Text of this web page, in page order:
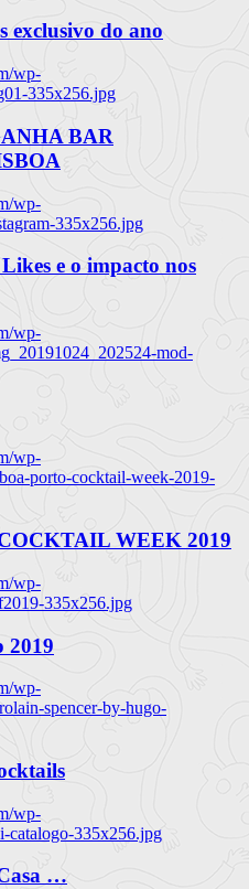
exclusivo do ano
wp-
335x256.jpg
BAR
wp-
335x256.jpg
e o impacto nos
wp-
mod-
wp-
porto-cocktail-week-2019-
WEEK 2019
wp-
335x256.jpg
2019
wp-
spencer-by-hugo-
wp-
catalogo-335x256.jpg
…